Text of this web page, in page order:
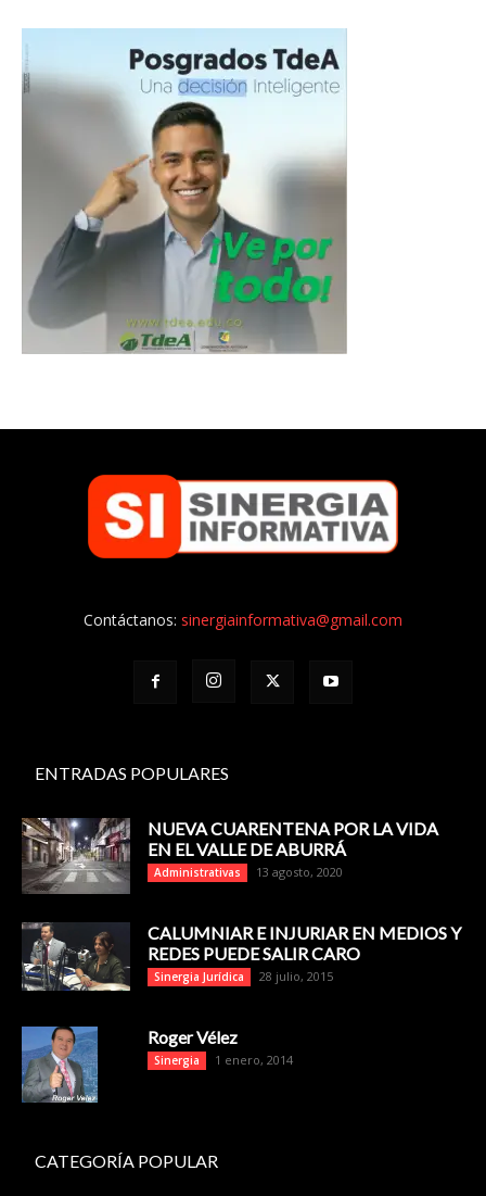
Contáctanos: sinergiainformativa@gmail.com
ENTRADAS POPULARES
NUEVA CUARENTENA POR LA VIDA
EN EL VALLE DE ABURRÁ
Administrativas 13 agosto, 2020
CALUMNIAR E INJURIAR EN MEDIOS Y
REDES PUEDE SALIR CARO
Sinergia Jurídica 28 julio, 2015
Roger Vélez
Sinergia 1 enero, 2014
CATEGORÍA POPULAR